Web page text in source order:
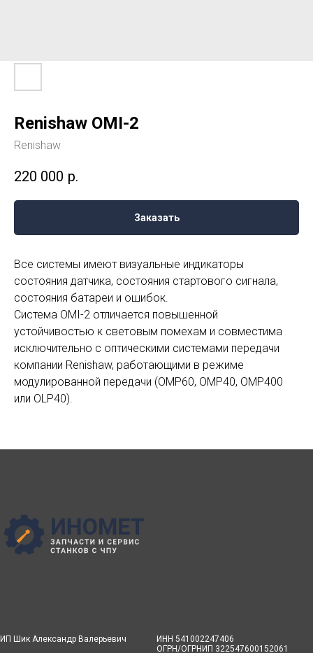
Renishaw OMI-2
Renishaw
220 000 р.
Заказать
Все системы имеют визуальные индикаторы
состояния датчика, состояния стартового сигнала,
состояния батареи и ошибок.
Система OMI-2 отличается повышенной
устойчивостью к световым помехам и совместима
исключительно с оптическими системами передачи
компании Renishaw, работающими в режиме
модулированной передачи (OMP60, OMP40, OMP400
или OLP40).
ИП Шик Александр Валерьевич
ИНН 541002247406
ОГРН/ОГРНИП 322547600152061